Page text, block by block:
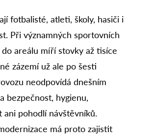
fotbalisté, atleti, školy, hasiči i
Při významných sportovních
areálu míří stovky až tisíce
zázemí už ale po šesti
neodpovídá dnešním
bezpečnost, hygienu,
ani pohodlí návštěvníků.
má proto zajistit